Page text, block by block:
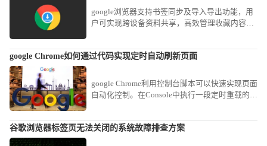
google浏览器支持书签同步及导入导出功能，用
户可实现跨设备资料共享，高效管理收藏内容，
google Chrome如何通过代码实现定时自动刷新页面
google Chrome利用控制台脚本可以快速实现页面
自动化控制。在Console中执行一段定时重载的
谷歌浏览器标签页无法关闭的系统故障排查方案